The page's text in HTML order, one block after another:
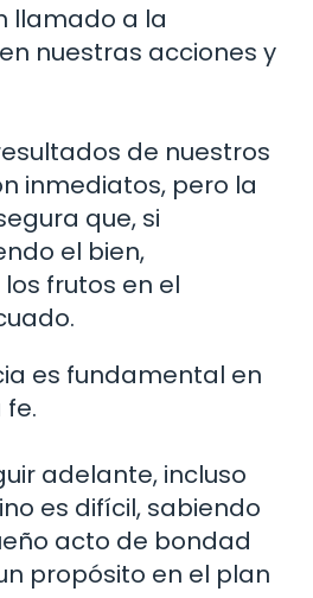
llamado a la
nuestras acciones y
de nuestros
inmediatos, pero la
que, si
el bien,
frutos en el
es fundamental en
adelante, incluso
es difícil, sabiendo
acto de bondad
propósito en el plan